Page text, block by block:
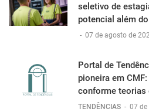
seletivo de
potencial além
- 07 de agosto de
Portal de
pioneira em
conforme teorias
TENDÊNCIAS - 07 de